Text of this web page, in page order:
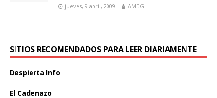
jueves, 9 abril, 2009 AMDG
SITIOS RECOMENDADOS PARA LEER DIARIAMENTE
Despierta Info
El Cadenazo